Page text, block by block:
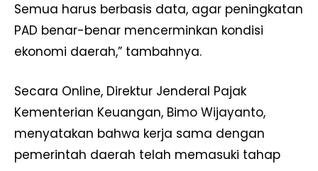
Semua harus berbasis data, agar peningkatan
PAD benar-benar mencerminkan kondisi
ekonomi daerah,” tambahnya.
Secara Online, Direktur Jenderal Pajak
Kementerian Keuangan, Bimo Wijayanto,
menyatakan bahwa kerja sama dengan
pemerintah daerah telah memasuki tahap